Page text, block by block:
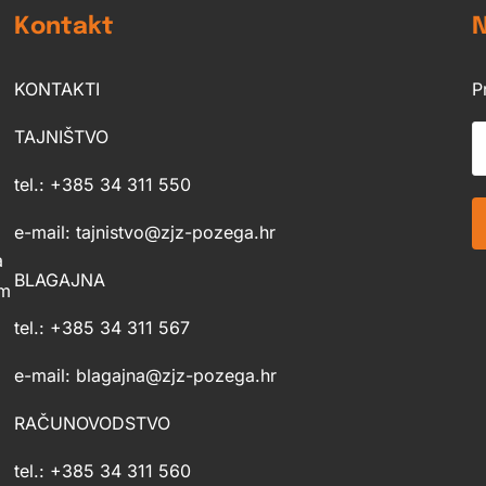
Kontakt
KONTAKTI
TAJNIŠTVO
tel.: +385 34 311 550
e-mail: tajnistvo@zjz-pozega.hr
BLAGAJNA
tel.: +385 34 311 567
e-mail: blagajna@zjz-pozega.hr
RAČUNOVODSTVO
tel.: +385 34 311 560